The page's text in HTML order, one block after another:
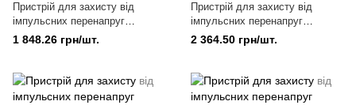
Пристрій для захисту від
імпульсних перенапруг
e.pro.spd.2DC 2P 500VDC
p076019 E.NEXT
1 848.26 грн/шт.
Пристрій для захисту від
імпульсних перенапруг
e.pro.spd.2DC 2P 1000VDC
p076020 E.NEXT
2 364.50 грн/шт.